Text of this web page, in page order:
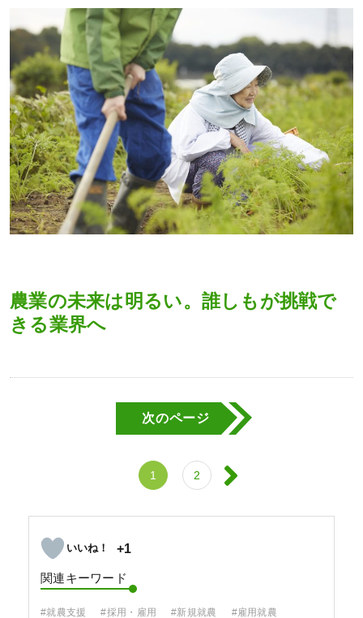
農業の未来は明るい。誰しもが挑戦で
きる業界へ
次のページ
1 2
+1
関連キーワード
#就農支援 #採用・雇用 #新規就農 #雇用就農